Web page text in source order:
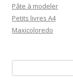
Pâte à modeler
Petits livres A4
Maxicoloredo
e